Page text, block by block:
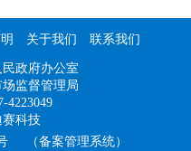
关于我们 联系我们
政府办公室
监督管理局
4223049
科技
（备案管理系统）